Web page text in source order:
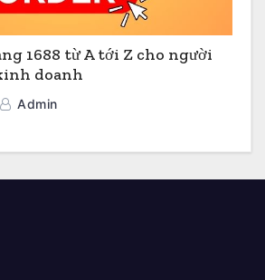
1688 từ A tới Z cho người
doanh
Admin